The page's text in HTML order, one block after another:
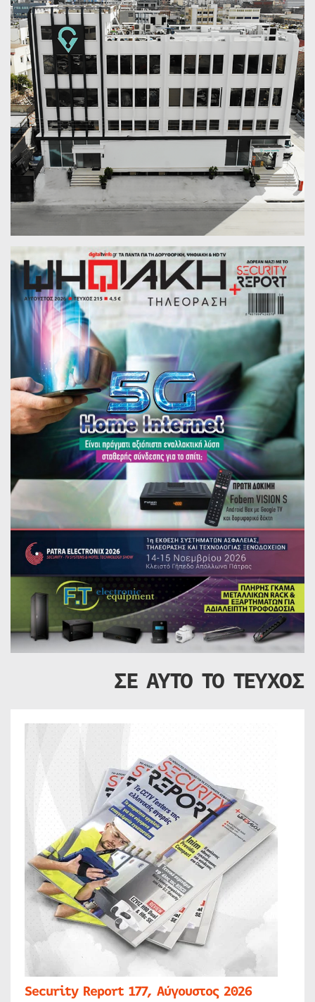
ΣΕ ΑΥΤΟ ΤΟ ΤΕΥΧΟΣ
Security Report 177, Αύγουστος 2026